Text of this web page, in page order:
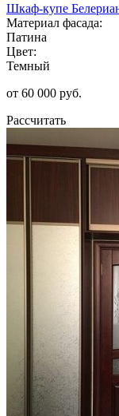
Шкаф-купе
Материал фасада:
Патина
Цвет:
Темный
от 60 000 руб.
Рассчитать